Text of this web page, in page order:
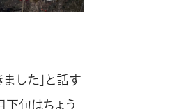
した」と話す
旬はちょう